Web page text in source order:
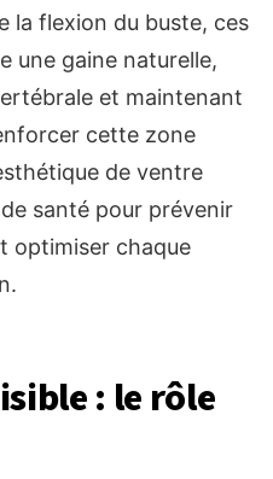
la flexion du buste, ces
une gaine naturelle,
et maintenant
cette zone
de ventre
santé pour prévenir
optimiser chaque
: le rôle